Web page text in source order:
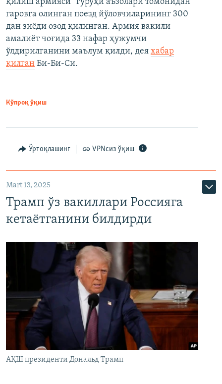
гаровга олинган поезд йўловчиларининг 300
дан зиёди озод қилинган. Армия вакили
амалиёт чоғида 33 нафар ҳужумчи
ўлдирилганини маълум қилди, дея хабар
қилган Би-Би-Си.
Кўпроқ ўқиш
Ўртоқлашинг VPNсиз ўқиш
Mart 13, 2025
Трамп ўз вакиллари Россияга
кетаётганини билдирди
АҚШ президенти Дональд Трамп